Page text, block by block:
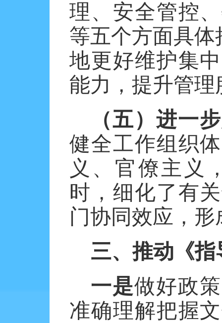
理、安全管控
等五个方面具体
地更好维护集
能力，提升管
（五）进一
健全工作组织
义、官僚主义
时，细化了有
门协同效应，
三、推动《
一是做好政
准确理解把握